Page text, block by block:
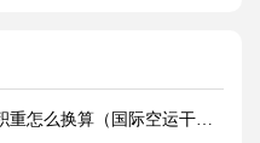
算（国际空运干货知识分享）